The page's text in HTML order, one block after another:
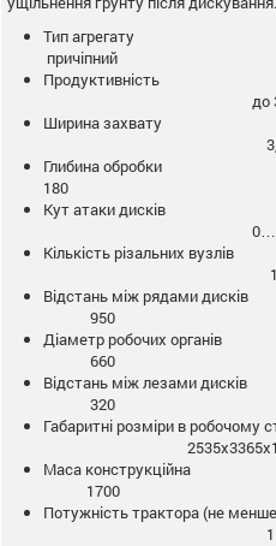
Тип
причіпний
Продуктивність
до
Ширина
Глибина
180 до
Кут атаки
Кількість
Відстань між рядами
950
Діаметр робочих
660
Відстань між лезами
320
Габаритні розміри в
Маса
1700
Потужність трактора